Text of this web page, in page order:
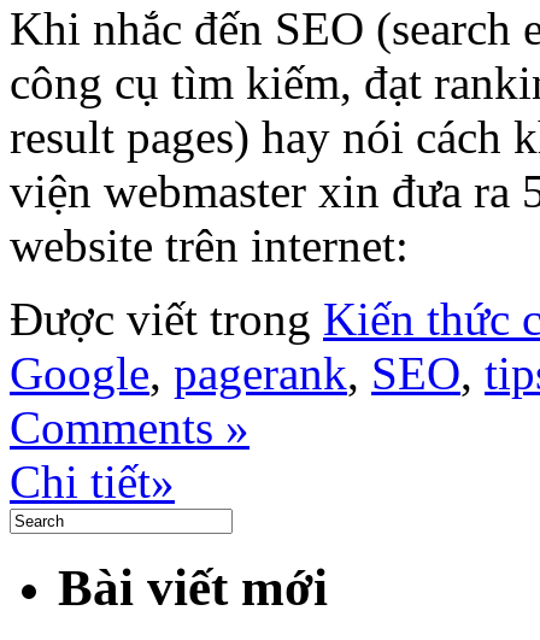
Khi nhắc đến SEO
công cụ tìm kiếm, đạt
result pages) hay nói cách
viện webmaster xin đưa ra
website trên internet:
Được viết trong Kiến thức
Google, pagerank, SEO,
Comments »
Chi tiết»
Bài viết mới